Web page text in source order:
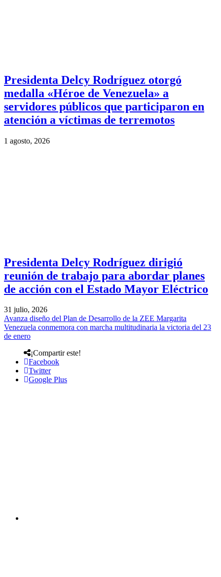
Presidenta Delcy Rodríguez otorgó
medalla «Héroe de Venezuela» a
servidores públicos que participaron en
atención a víctimas de terremotos
1 agosto, 2026
Presidenta Delcy Rodríguez dirigió
reunión de trabajo para abordar planes
de acción con el Estado Mayor Eléctrico
31 julio, 2026
Avanza diseño del Plan de Desarrollo de la ZEE Margarita
Venezuela conmemora con marcha multitudinaria la victoria del 23
de enero
¡Compartir este!
Facebook
Twitter
Google Plus